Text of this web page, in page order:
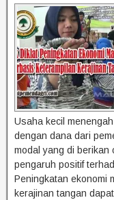
Usaha kecil
dengan dana dari
modal yang di berikan
pengaruh positif
Peningkatan ekonomi
kerajinan tangan